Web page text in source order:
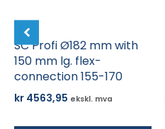
SC Profi Ø182 mm with
150 mm lg. flex-
connection 155-170
kr 4563,95 ekskl. mva